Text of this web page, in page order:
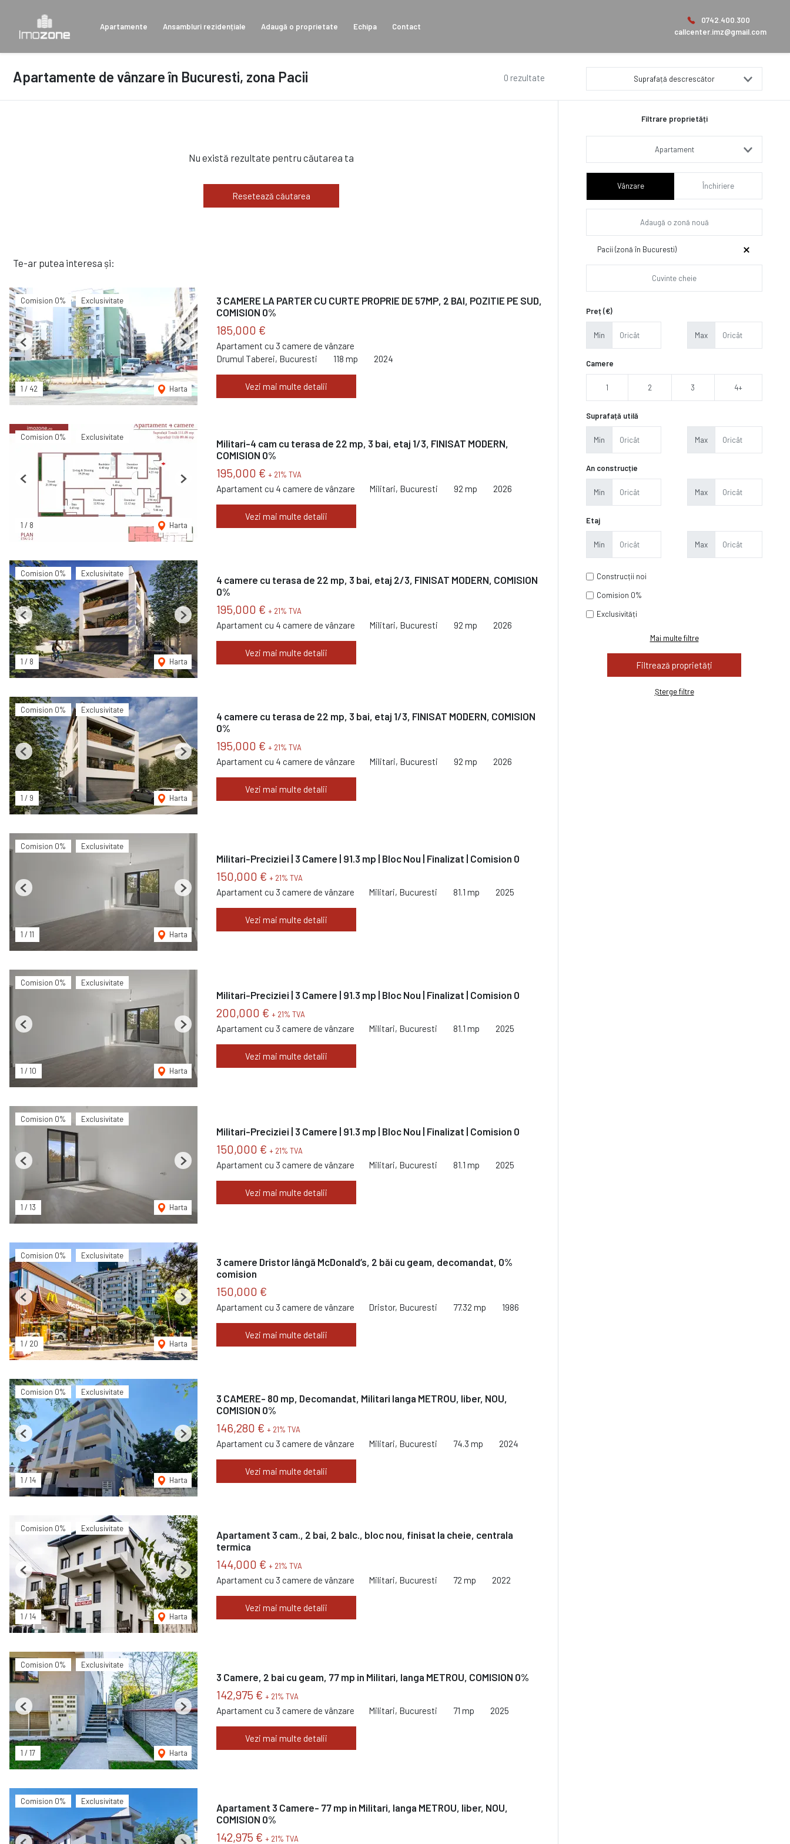
Apartamente Ansambluri rezidențiale Adaugă o proprietate Echipa Contact
0742.400.300
callcenter.imz@gmail.com
0 rezultate
Apartamente de vânzare în Bucuresti, zona Pacii Suprafață descrescător
Nu există rezultate pentru căutarea ta
Resetează căutarea
Te-ar putea interesa și:
Comision 0% Exclusivitate
1 / 42 Harta
Previous Next
3 CAMERE LA PARTER CU CURTE PROPRIE DE 57MP, 2 BAI, POZITIE PE SUD,
COMISION 0%
185,000 €
Apartament cu 3 camere de vânzare
Drumul Taberei, Bucuresti
118 mp 2024
Vezi mai multe detalii
Comision 0% Exclusivitate
1 / 8 Harta
Previous Next
Militari-4 cam cu terasa de 22 mp, 3 bai, etaj 1/3, FINISAT MODERN,
COMISION 0%
195,000 € + 21% TVA
Apartament cu 4 camere de vânzare Militari, Bucuresti 92 mp 2026
Vezi mai multe detalii
Comision 0% Exclusivitate
1 / 8 Harta
Previous Next
4 camere cu terasa de 22 mp, 3 bai, etaj 2/3, FINISAT MODERN, COMISION
0%
195,000 € + 21% TVA
Apartament cu 4 camere de vânzare Militari, Bucuresti 92 mp 2026
Vezi mai multe detalii
Comision 0% Exclusivitate
1 / 9 Harta
Previous Next
4 camere cu terasa de 22 mp, 3 bai, etaj 1/3, FINISAT MODERN, COMISION
0%
195,000 € + 21% TVA
Apartament cu 4 camere de vânzare Militari, Bucuresti 92 mp 2026
Vezi mai multe detalii
Comision 0% Exclusivitate
1 / 11 Harta
Previous Next
Militari-Preciziei | 3 Camere | 91.3 mp | Bloc Nou | Finalizat | Comision 0
150,000 € + 21% TVA
Apartament cu 3 camere de vânzare Militari, Bucuresti 81.1 mp 2025
Vezi mai multe detalii
Comision 0% Exclusivitate
1 / 10 Harta
Previous Next
Militari-Preciziei | 3 Camere | 91.3 mp | Bloc Nou | Finalizat | Comision 0
200,000 € + 21% TVA
Apartament cu 3 camere de vânzare Militari, Bucuresti 81.1 mp 2025
Vezi mai multe detalii
Comision 0% Exclusivitate
1 / 13 Harta
Previous Next
Militari-Preciziei | 3 Camere | 91.3 mp | Bloc Nou | Finalizat | Comision 0
150,000 € + 21% TVA
Apartament cu 3 camere de vânzare Militari, Bucuresti 81.1 mp 2025
Vezi mai multe detalii
Comision 0% Exclusivitate
1 / 20 Harta
Previous Next
3 camere Dristor lângă McDonald’s, 2 băi cu geam, decomandat, 0%
comision
150,000 €
Apartament cu 3 camere de vânzare Dristor, Bucuresti 77.32 mp 1986
Vezi mai multe detalii
Comision 0% Exclusivitate
1 / 14 Harta
Previous Next
3 CAMERE- 80 mp, Decomandat, Militari langa METROU, liber, NOU,
COMISION 0%
146,280 € + 21% TVA
Apartament cu 3 camere de vânzare Militari, Bucuresti 74.3 mp 2024
Vezi mai multe detalii
Comision 0% Exclusivitate
1 / 14 Harta
Previous Next
Apartament 3 cam., 2 bai, 2 balc., bloc nou, finisat la cheie, centrala
termica
144,000 € + 21% TVA
Apartament cu 3 camere de vânzare Militari, Bucuresti 72 mp 2022
Vezi mai multe detalii
Comision 0% Exclusivitate
1 / 17 Harta
Previous Next
3 Camere, 2 bai cu geam, 77 mp in Militari, langa METROU, COMISION 0%
142,975 € + 21% TVA
Apartament cu 3 camere de vânzare Militari, Bucuresti 71 mp 2025
Vezi mai multe detalii
Comision 0% Exclusivitate
Apartament 3 Camere- 77 mp in Militari, langa METROU, liber, NOU,
COMISION 0%
142,975 € + 21% TVA
Filtrare proprietăți
Apartament
Vânzare Închiriere
Pacii (zonă în Bucuresti)
Preț (€)
Min Max
Camere
1 2 3 4+
Suprafață utilă
Min Max
An construcție
Min Max
Etaj
Min Max
Construcții noi
Comision 0%
Exclusivități
Mai multe filtre
Șterge filtre